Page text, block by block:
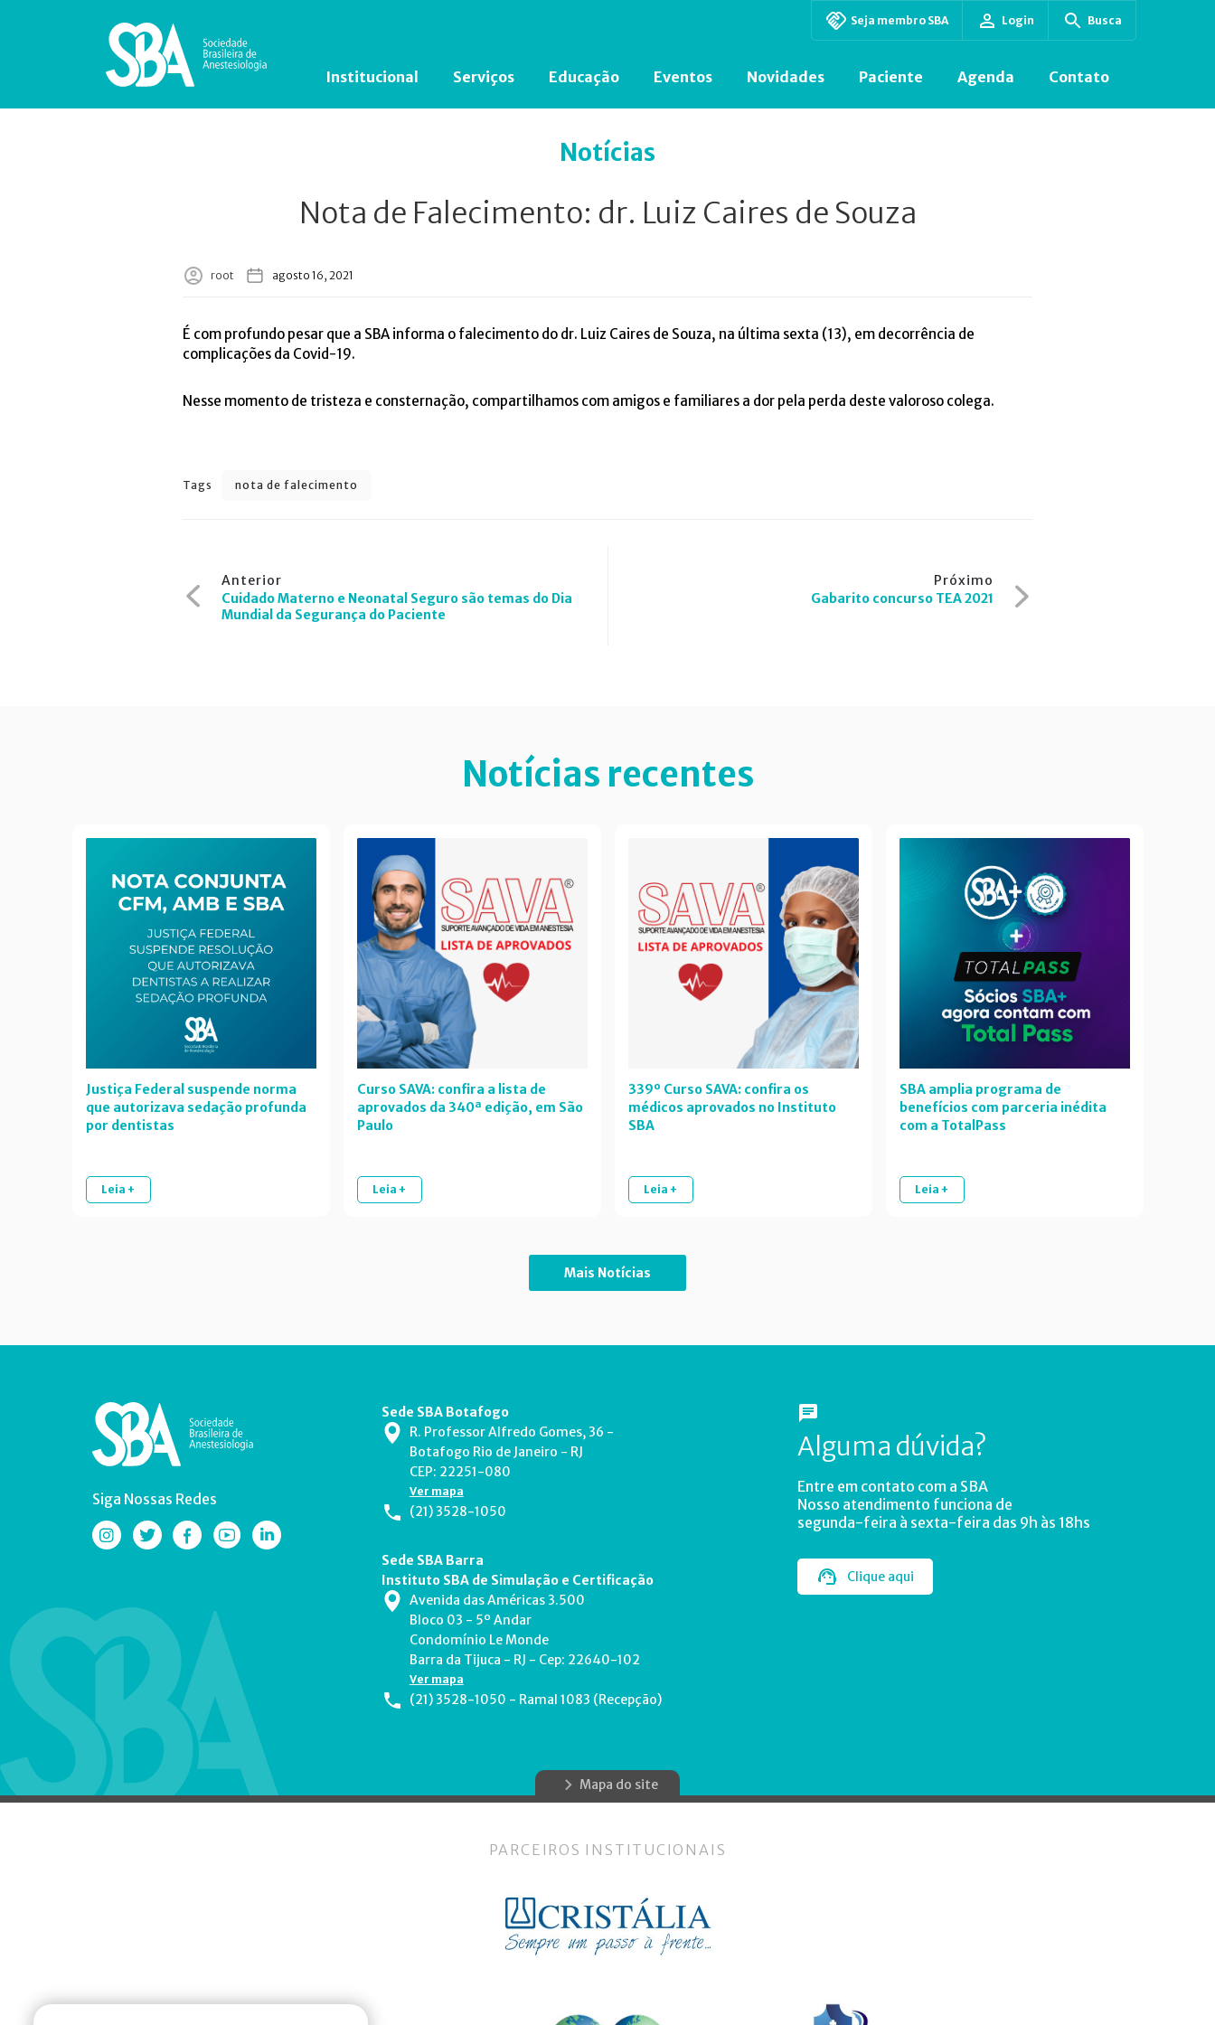
Seja membro SBA Login Busca
Institucional Serviços Educação Eventos Novidades Paciente Agenda Contato
Notícias
Nota de Falecimento: dr. Luiz Caires de Souza
root agosto 16, 2021
É com profundo pesar que a SBA informa o falecimento do dr. Luiz Caires de Souza, na última sexta (13), em decorrência de
complicações da Covid-19.
Nesse momento de tristeza e consternação, compartilhamos com amigos e familiares a dor pela perda deste valoroso colega.
Tags nota de falecimento
de
Post
Anterior
Cuidado Materno e Neonatal Seguro são temas do Dia
Mundial da Segurança do Paciente
Próximo
Gabarito concurso TEA 2021
Notícias recentes
Justiça Federal suspende norma
que autorizava sedação profunda
por dentistas
Leia +
Curso SAVA: confira a lista de
aprovados da 340ª edição, em São
Paulo
Leia +
339º Curso SAVA: confira os
médicos aprovados no Instituto
SBA
Leia +
SBA amplia programa de
benefícios com parceria inédita
com a TotalPass
Leia +
Mais Notícias
Siga Nossas Redes
Sede SBA Botafogo
R. Professor Alfredo Gomes, 36 -
Botafogo Rio de Janeiro - RJ
CEP: 22251-080
Ver mapa
(21) 3528-1050
Sede SBA Barra
Instituto SBA de Simulação e Certificação
Avenida das Américas 3.500
Bloco 03 - 5º Andar
Condomínio Le Monde
Barra da Tijuca - RJ - Cep: 22640-102
Ver mapa
(21) 3528-1050 - Ramal 1083 (Recepção)
Alguma dúvida?
Entre em contato com a SBA
Nosso atendimento funciona de
segunda-feira à sexta-feira das 9h às 18hs
Clique aqui
Mapa do site
PARCEIROS INSTITUCIONAIS